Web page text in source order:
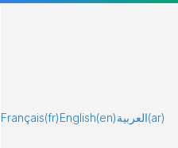
Français(fr) English(en)العربية(ar)